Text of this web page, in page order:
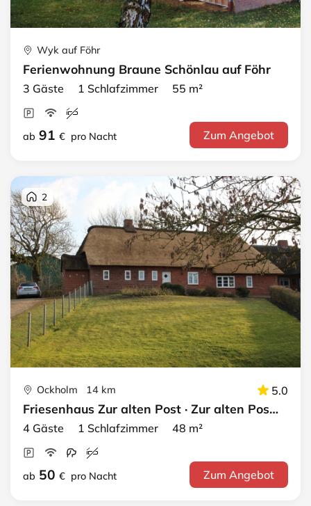
Wyk auf Föhr
Ferienwohnung Braune Schönlau auf Föhr
3 Gäste 1 Schlafzimmer 55 m²
ab 91 € pro Nacht Zum Angebot
2
Ockholm 14 km 5.0
Friesenhaus Zur alten Post · Zur alten Post 2
4 Gäste 1 Schlafzimmer 48 m²
ab 50 € pro Nacht Zum Angebot